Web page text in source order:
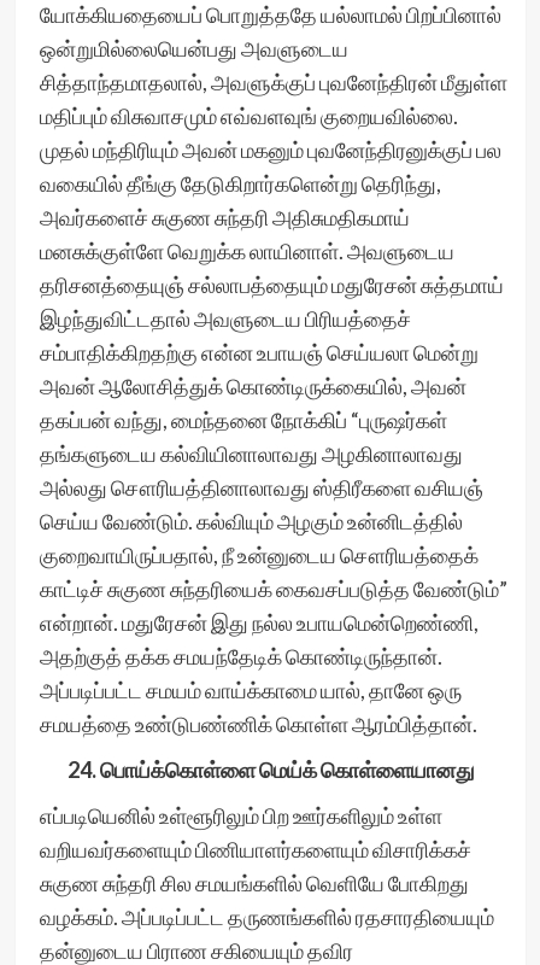
யோக்கியதையைப் பொறுத்ததே யல்லாமல் பிறப்பினால்
ஒன்றுமில்லையென்பது அவளுடைய
சித்தாந்தமாதலால், அவளுக்குப் புவனேந்திரன் மீதுள்ள
மதிப்பும் விசுவாசமும் எவ்வளவுங் குறையவில்லை.
முதல் மந்திரியும் அவன் மகனும் புவனேந்திரனுக்குப் பல
வகையில் தீங்கு தேடுகிறார்களென்று தெரிந்து,
அவர்களைச் சுகுண சுந்தரி அதிசுமதிகமாய்
மனசுக்குள்ளே வெறுக்க லாயினாள். அவளுடைய
தரிசனத்தையுஞ் சல்லாபத்தையும் மதுரேசன் சுத்தமாய்
இழந்துவிட்டதால் அவளுடைய பிரியத்தைச்
சம்பாதிக்கிறதற்கு என்ன உபாயஞ் செய்யலா மென்று
அவன் ஆலோசித்துக் கொண்டிருக்கையில், அவன்
தகப்பன் வந்து, மைந்தனை நோக்கிப் “புருஷர்கள்
தங்களுடைய கல்வியினாலாவது அழகினாலாவது
அல்லது சௌரியத்தினாலாவது ஸ்திரீகளை வசியஞ்
செய்ய வேண்டும். கல்வியும் அழகும் உன்னிடத்தில்
குறைவாயிருப்பதால், நீ உன்னுடைய சௌரியத்தைக்
காட்டிச் சுகுண சுந்தரியைக் கைவசப்படுத்த வேண்டும்”
என்றான். மதுரேசன் இது நல்ல உபாயமென்றெண்ணி,
அதற்குத் தக்க சமயந்தேடிக் கொண்டிருந்தான்.
அப்படிப்பட்ட சமயம் வாய்க்காமை யால், தானே ஒரு
சமயத்தை உண்டுபண்ணிக் கொள்ள ஆரம்பித்தான்.
24. பொய்க்கொள்ளை மெய்க் கொள்ளையானது
எப்படியெனில் உள்ளூரிலும் பிற ஊர்களிலும் உள்ள
வறியவர்களையும் பிணியாளர்களையும் விசாரிக்கச்
சுகுண சுந்தரி சில சமயங்களில் வெளியே போகிறது
வழக்கம். அப்படிப்பட்ட தருணங்களில் ரதசாரதியையும்
தன்னுடைய பிராண சகியையும் தவிர